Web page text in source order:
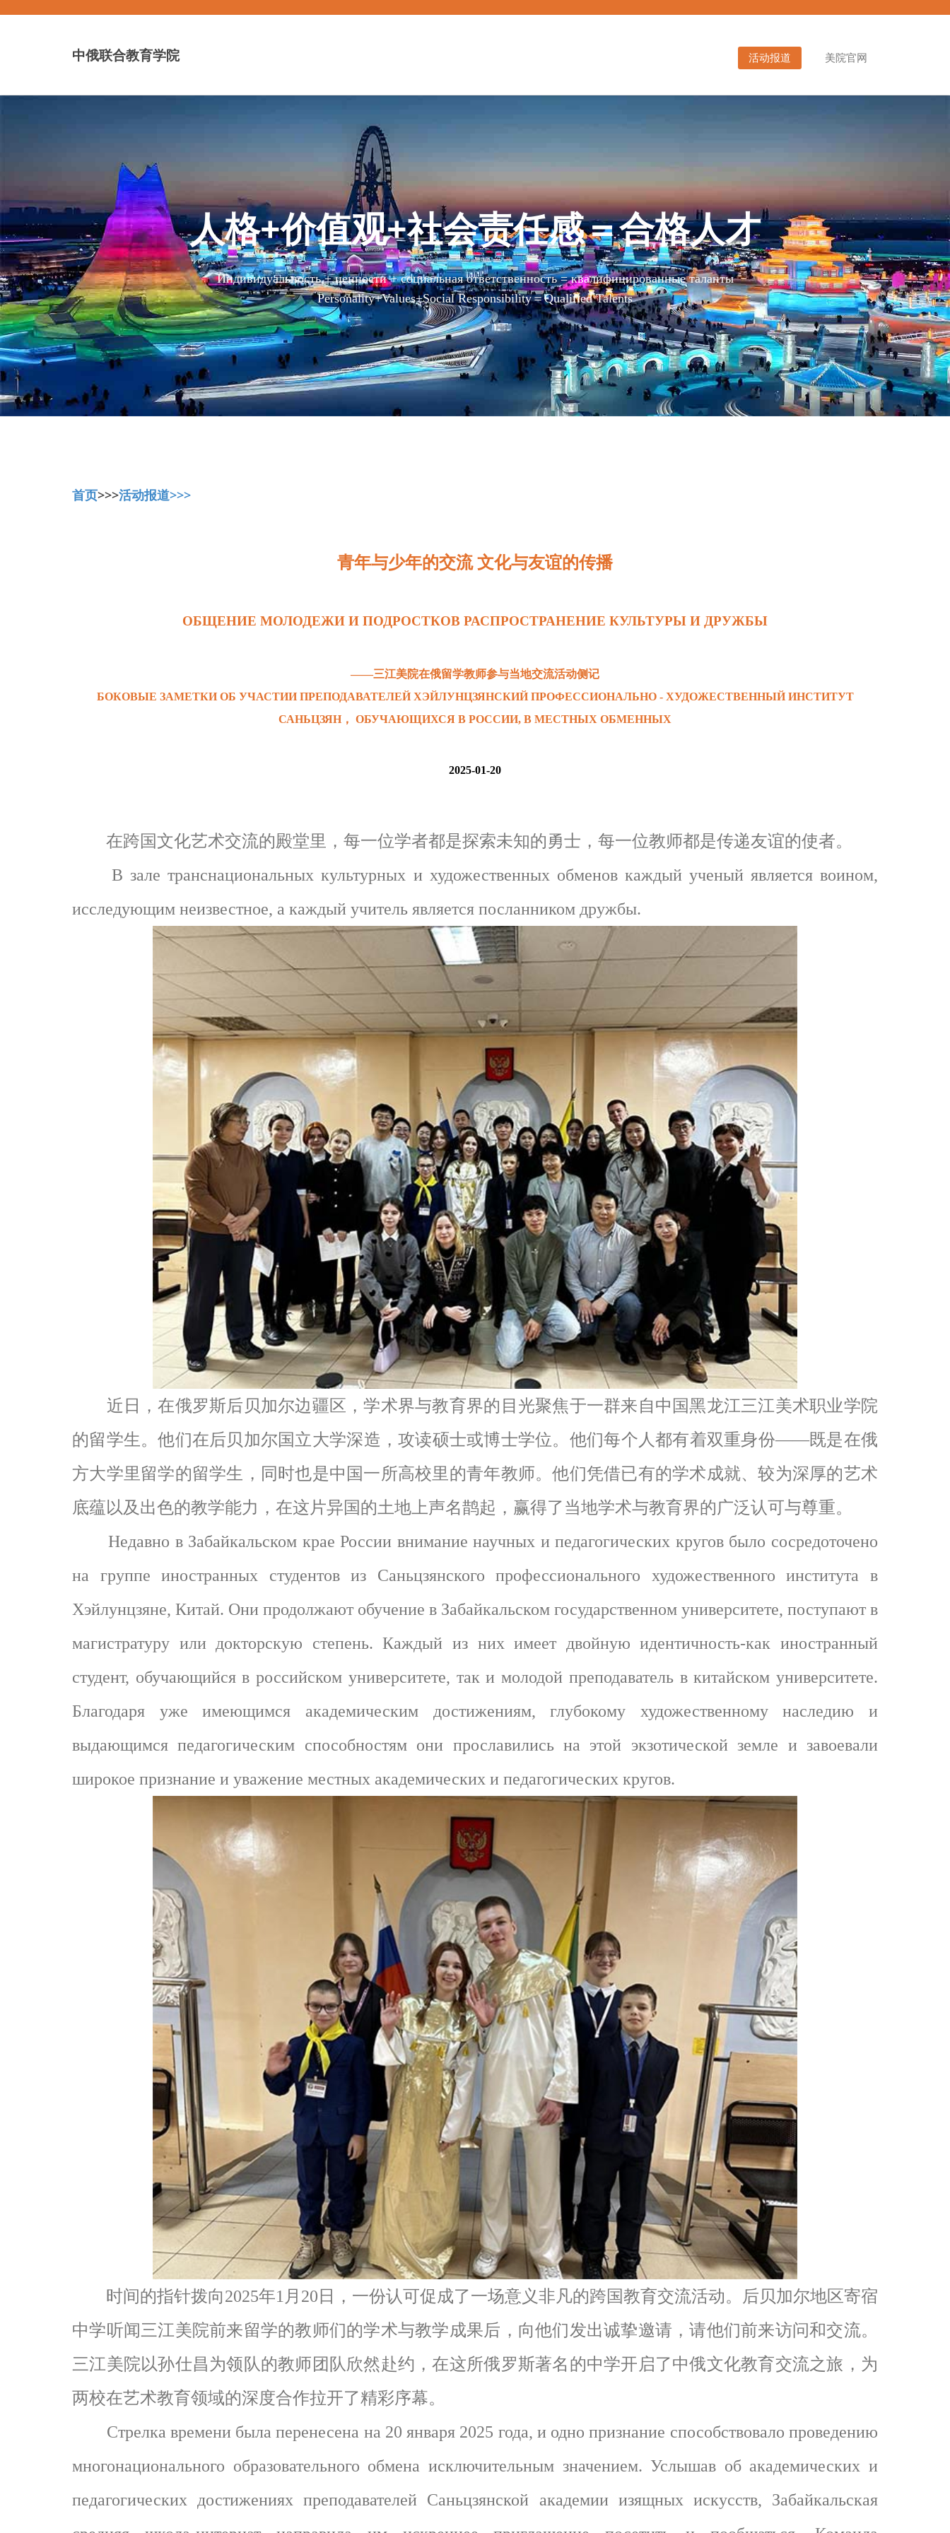
中俄联合教育学院 活动报道 美院官网
人格+价值观+社会责任感＝合格人才
Индивидуальность + ценности + социальная ответственность = квалифицированные таланты
Personality+Values+Social Responsibility＝Qualified Talents
首页>>>活动报道>>>
青年与少年的交流 文化与友谊的传播
ОБЩЕНИЕ МОЛОДЕЖИ И ПОДРОСТКОВ РАСПРОСТРАНЕНИЕ КУЛЬТУРЫ И ДРУЖБЫ
——三江美院在俄留学教师参与当地交流活动侧记
БОКОВЫЕ ЗАМЕТКИ ОБ УЧАСТИИ ПРЕПОДАВАТЕЛЕЙ ХЭЙЛУНЦЗЯНСКИЙ ПРОФЕССИОНАЛЬНО - ХУДОЖЕСТВЕННЫЙ ИНСТИТУТ
САНЬЦЗЯН， ОБУЧАЮЩИХСЯ В РОССИИ, В МЕСТНЫХ ОБМЕННЫХ
2025-01-20
在跨国文化艺术交流的殿堂里，每一位学者都是探索未知的勇士，每一位教师都是传递友谊的使者。
В зале транснациональных культурных и художественных обменов каждый ученый является воином,
исследующим неизвестное, а каждый учитель является посланником дружбы.
近日，在俄罗斯后贝加尔边疆区，学术界与教育界的目光聚焦于一群来自中国黑龙江三江美术职业学院
的留学生。他们在后贝加尔国立大学深造，攻读硕士或博士学位。他们每个人都有着双重身份——既是在俄
方大学里留学的留学生，同时也是中国一所高校里的青年教师。他们凭借已有的学术成就、较为深厚的艺术
底蕴以及出色的教学能力，在这片异国的土地上声名鹊起，赢得了当地学术与教育界的广泛认可与尊重。
Недавно в Забайкальском крае России внимание научных и педагогических кругов было сосредоточено
на группе иностранных студентов из Саньцзянского профессионального художественного института в
Хэйлунцзяне, Китай. Они продолжают обучение в Забайкальском государственном университете, поступают в
магистратуру или докторскую степень. Каждый из них имеет двойную идентичность-как иностранный
студент, обучающийся в российском университете, так и молодой преподаватель в китайском университете.
Благодаря уже имеющимся академическим достижениям, глубокому художественному наследию и
выдающимся педагогическим способностям они прославились на этой экзотической земле и завоевали
широкое признание и уважение местных академических и педагогических кругов.
时间的指针拨向2025年1月20日，一份认可促成了一场意义非凡的跨国教育交流活动。后贝加尔地区寄宿
中学听闻三江美院前来留学的教师们的学术与教学成果后，向他们发出诚挚邀请，请他们前来访问和交流。
三江美院以孙仕昌为领队的教师团队欣然赴约，在这所俄罗斯著名的中学开启了中俄文化教育交流之旅，为
两校在艺术教育领域的深度合作拉开了精彩序幕。
Стрелка времени была перенесена на 20 января 2025 года, и одно признание способствовало проведению
многонационального образовательного обмена исключительным значением. Услышав об академических и
педагогических достижениях преподавателей Саньцзянской академии изящных искусств, Забайкальская